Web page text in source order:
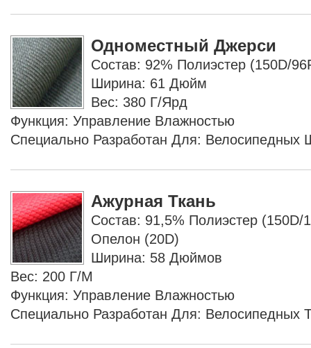
Одноместный Джерси
Состав: 92% Полиэстер (150D/
Ширина: 61 Дюйм
Вес: 380 Г/ярд
Функция: Управление Влажностью
Специально Разработан Для:
Ажурная Ткань
Состав: 91,5% Полиэстер
Опелон (20D)
Ширина: 58 Дюймов
Вес: 200 Г/м
Функция: Управление Влажностью
Специально Разработан Для: Велосипедных